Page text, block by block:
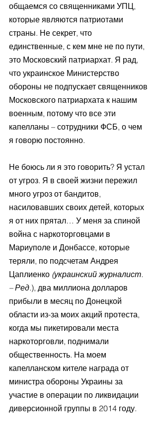
общаемся со священниками УПЦ,
которые являются патриотами
страны. Не секрет, что
единственные, с кем мне не по пути,
это Московский патриархат. Я рад,
что украинское Министерство
обороны не подпускает священников
Московского патриархата к нашим
военным, потому что все эти
капелланы – сотрудники ФСБ, о чем
я говорю постоянно.
Не боюсь ли я это говорить? Я устал
от угроз. Я в своей жизни пережил
много угроз от бандитов,
насиловавших своих детей, которых
я от них прятал… У меня за спиной
война с наркоторговцами в
Мариуполе и Донбассе, которые
теряли, по подсчетам Андрея
Цаплиенко (украинский журналист.
– Ред.), два миллиона долларов
прибыли в месяц по Донецкой
области из-за моих акций протеста,
когда мы пикетировали места
наркоторговли, поднимали
общественность. На моем
капелланском кителе награда от
министра обороны Украины за
участие в операции по ликвидации
диверсионной группы в 2014 году.